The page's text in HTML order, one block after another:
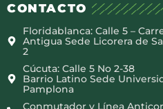
CONTACTO
Floridablanca: Calle 5 –
Antigua Sede Licorera de
2
Cúcuta: Calle 5 No 2-38
Barrio Latino Sede
Pamplona
Conmutador y Línea